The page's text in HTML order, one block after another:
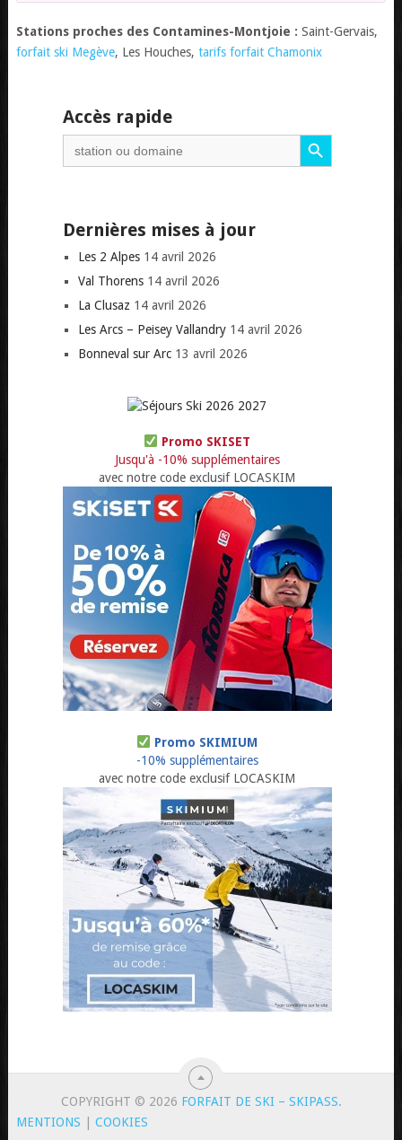
Stations proches des Contamines-Montjoie : Saint-Gervais,
forfait ski Megève, Les Houches, tarifs forfait Chamonix
Accès rapide
Search
for:
Search Button
Dernières mises à jour
Les 2 Alpes 14 avril 2026
Val Thorens 14 avril 2026
La Clusaz 14 avril 2026
Les Arcs – Peisey Vallandry 14 avril 2026
Bonneval sur Arc 13 avril 2026
Promo SKISET
Jusqu'à -10% supplémentaires
avec notre code exclusif LOCASKIM
Promo SKIMIUM
-10% supplémentaires
avec notre code exclusif LOCASKIM
COPYRIGHT © 2026 FORFAIT DE SKI – SKIPASS.
MENTIONS |COOKIES